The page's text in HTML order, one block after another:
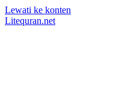
Lewati ke konten
Litequran.net